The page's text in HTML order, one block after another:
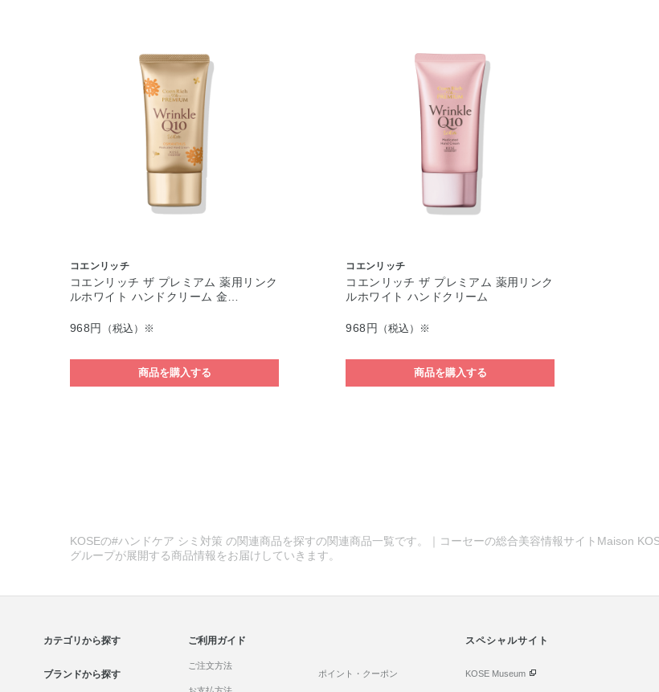
コエンリッチ
コエンリッチ ザ プレミアム 薬用リンク
ルホワイト ハンドクリーム 金…
968円 （税込）※
商品を購入する
コエンリッチ
コエンリッチ ザ プレミアム 薬用リンク
ルホワイト ハンドクリーム
968円 （税込）※
商品を購入する
KOSEの#ハンドケア シミ対策 の関連商品を探すの関連商品一覧です。｜コーセーの総合美容情報サイトMaison
グループが展開する商品情報をお届けしていきます。
カテゴリから探す
ブランドから探す
ご利用ガイド
ご注文方法
ポイント・クーポン
スペシャルサイト
KOSE Museum